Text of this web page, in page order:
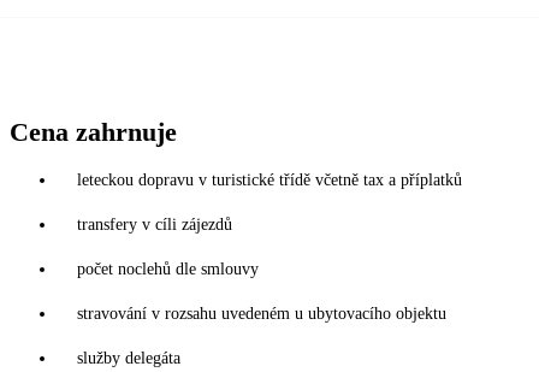
Cena zahrnuje
leteckou dopravu v turistické třídě včetně tax a příplatků
transfery v cíli zájezdů
počet noclehů dle smlouvy
stravování v rozsahu uvedeném u ubytovacího objektu
služby delegáta